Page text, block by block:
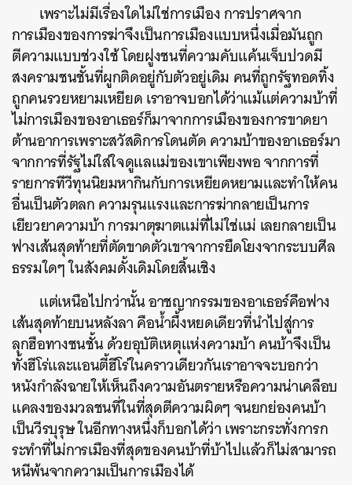
เพราะไม่มีเรื่องใดไม่ใช่การเมือง การปราศจาก
การเมืองของการฆ่าจึงเป็นการเมืองแบบหนึ่งเมื่อมันถูก
ตีความแบบช่วงใช้ โดยฝูงชนที่ความคับแค้นเจ็บปวดมี
สงครามชนชั้นที่ผูกติดอยู่กับตัวอยู่เดิม คนที่ถูกรัฐทอดทิ้ง
ถูกคนรวยหยามเหยียด เราอาจบอกได้ว่าแม้แต่ความบ้าที่
ไม่การเมืองของอาเธอร์ก็มาจากการเมืองของการขาดยา
ต้านอาการเพราะสวัสดิการโดนตัด ความบ้าของอาเธอร์มา
จากการที่รัฐไม่ใส่ใจดูแลแม่ของเขาเพียงพอ จากการที่
รายการทีวีทุนนิยมหากินกับการเหยียดหยามและทำให้คน
อื่นเป็นตัวตลกความรุนแรงและการฆ่ากลายเป็นการ
เยียวยาความบ้า การมาตุฆาตแม่ที่ไม่ใช่แม่ เลยกลายเป็น
ฟางเส้นสุดท้ายที่ตัดขาดตัวเขาจาการยึดโยงจากระบบศีล
ธรรมใดๆ ในสังคมดั้งเดิมโดยสิ้นเชิง
แต่เหนือไปกว่านั้นอาชญากรรมของอาเธอร์คือฟาง
เส้นสุดท้ายบนหลังลา คือน้ำผึ้งหยดเดียวที่นำไปสู่การ
ลุกฮือทางชนชั้น ด้วยอุบัติเหตุแห่งความบ้า คนบ้าจึงเป็น
ทั้งฮีโร่และแอนตี้ฮีโร่ในคราวเดียวกันเราอาจจะบอกว่า
หนังกำลังฉายให้เห็นถึงความอันตรายหรือความน่าเคลือบ
แคลงของมวลชนที่ในที่สุดตีความผิดๆ จนยกย่องคนบ้า
เป็นวีรบุรุษ ในอีกทางหนึ่งก็บอกได้ว่า เพราะกระทั่งการก
ระทำที่ไม่การเมืองที่สุดของคนบ้าที่บ้าไปแล้วก็ไม่สามารถ
หนีพ้นจากความเป็นการเมืองได้